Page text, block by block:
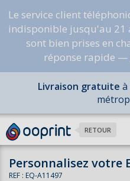
Le service client
indisponible jusqu'au 21
sont bien prises en
réponse rapide —
Livraison gratuite à
RETOUR
Personnalisez votre
REF : EQ-A11497